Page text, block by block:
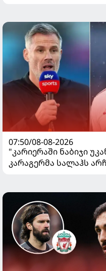
07:50/08-08-2026
"კარიერაში ნაბიჯი
კარაგერმა სალაჰს